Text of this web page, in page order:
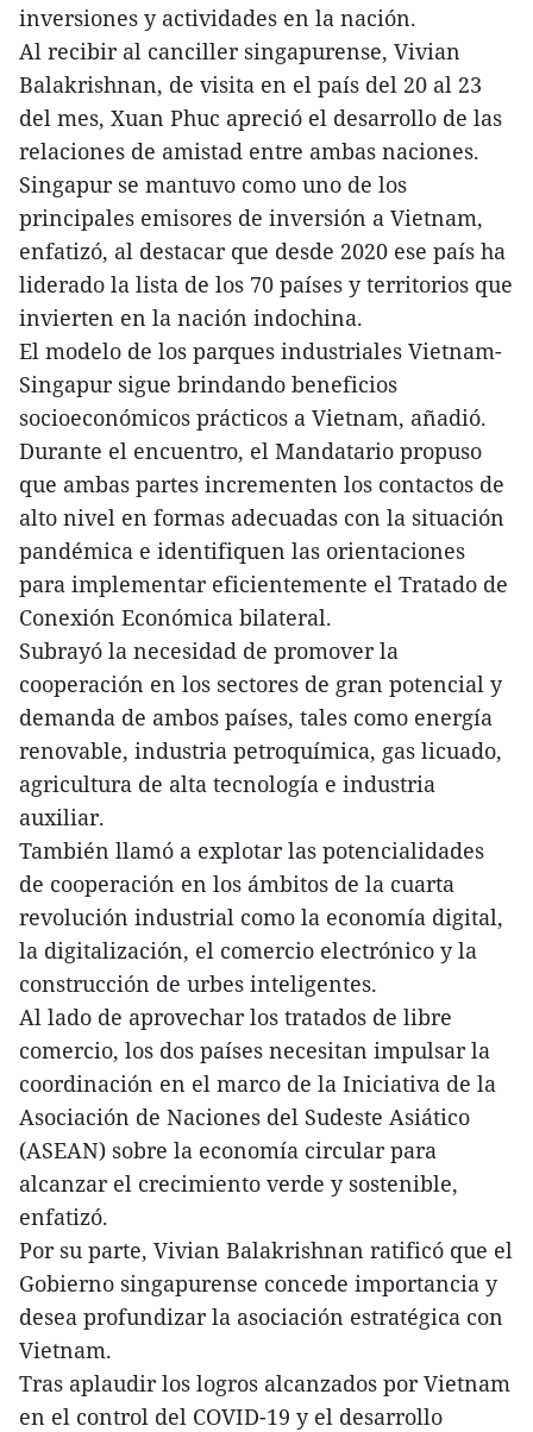
inversiones y actividades en la nación.
Al recibir al canciller singapurense, Vivian
Balakrishnan, de visita en el país del 20 al 23
del mes, Xuan Phuc apreció el desarrollo de las
relaciones de amistad entre ambas naciones.
Singapur se mantuvo como uno de los
principales emisores de inversión a Vietnam,
enfatizó, al destacar que desde 2020 ese país ha
liderado la lista de los 70 países y territorios que
invierten en la nación indochina.
El modelo de los parques industriales Vietnam-
Singapur sigue brindando beneficios
socioeconómicos prácticos a Vietnam, añadió.
Durante el encuentro, el Mandatario propuso
que ambas partes incrementen los contactos de
alto nivel en formas adecuadas con la situación
pandémica e identifiquen las orientaciones
para implementar eficientemente el Tratado de
Conexión Económica bilateral.
Subrayó la necesidad de promover la
cooperación en los sectores de gran potencial y
demanda de ambos países, tales como energía
renovable, industria petroquímica, gas licuado,
agricultura de alta tecnología e industria
auxiliar.
También llamó a explotar las potencialidades
de cooperación en los ámbitos de la cuarta
revolución industrial como la economía digital,
la digitalización, el comercio electrónico y la
construcción de urbes inteligentes.
Al lado de aprovechar los tratados de libre
comercio, los dos países necesitan impulsar la
coordinación en el marco de la Iniciativa de la
Asociación de Naciones del Sudeste Asiático
(ASEAN) sobre la economía circular para
alcanzar el crecimiento verde y sostenible,
enfatizó.
Por su parte, Vivian Balakrishnan ratificó que el
Gobierno singapurense concede importancia y
desea profundizar la asociación estratégica con
Vietnam.
Tras aplaudir los logros alcanzados por Vietnam
en el control del COVID-19 y el desarrollo